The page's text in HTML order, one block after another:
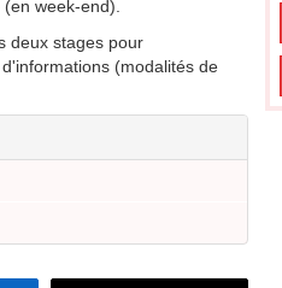
(en week-end).
deux stages pour
(modalités de